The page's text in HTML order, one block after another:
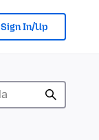
Sign In/Up